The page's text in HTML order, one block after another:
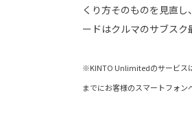
くり方そのものを見直
ードはクルマのサブス
※KINTO Unlimitedのサービス
までにお客様のスマートフォン